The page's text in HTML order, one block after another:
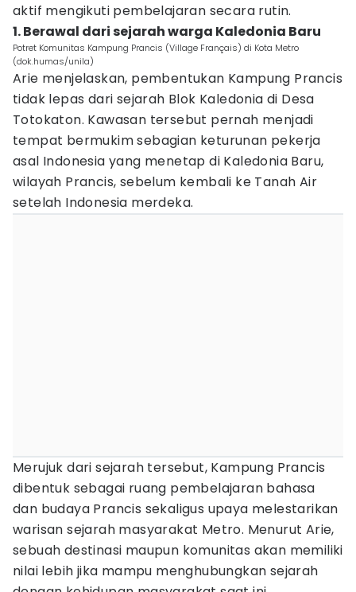
aktif mengikuti pembelajaran secara rutin.
1. Berawal dari sejarah warga Kaledonia Baru
Potret Komunitas Kampung Prancis (Village Français) di Kota Metro
(dok.humas/unila)
Arie menjelaskan, pembentukan Kampung Prancis
tidak lepas dari sejarah Blok Kaledonia di Desa
Totokaton. Kawasan tersebut pernah menjadi
tempat bermukim sebagian keturunan pekerja
asal Indonesia yang menetap di Kaledonia Baru,
wilayah Prancis, sebelum kembali ke Tanah Air
setelah Indonesia merdeka.
Merujuk dari sejarah tersebut, Kampung Prancis
dibentuk sebagai ruang pembelajaran bahasa
dan budaya Prancis sekaligus upaya melestarikan
warisan sejarah masyarakat Metro. Menurut Arie,
sebuah destinasi maupun komunitas akan memiliki
nilai lebih jika mampu menghubungkan sejarah